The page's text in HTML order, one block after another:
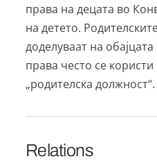
права на децата во
на детето.
доделуваат на
права често се
„родителска должност“.
Relations